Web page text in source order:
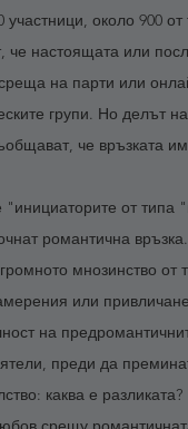
около 900
настоящата или
на парти или
групи. Но делът
че връзката
"инициаторите от
романтична връзка.
мнозинство
или
на
преди да
каква е разликата?